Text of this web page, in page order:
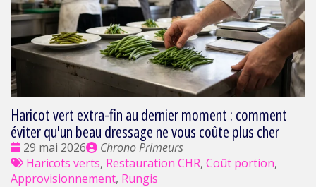
Haricot vert extra-fin au dernier moment : comment
éviter qu'un beau dressage ne vous coûte plus cher
Date
:
29 mai 2026
Publié
par
Chrono Primeurs
Tags
:
Haricots verts, Restauration CHR, Coût portion,
Approvisionnement, Rungis